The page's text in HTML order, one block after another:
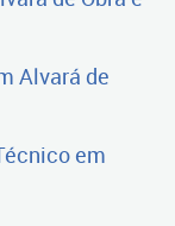
Alvará de
em